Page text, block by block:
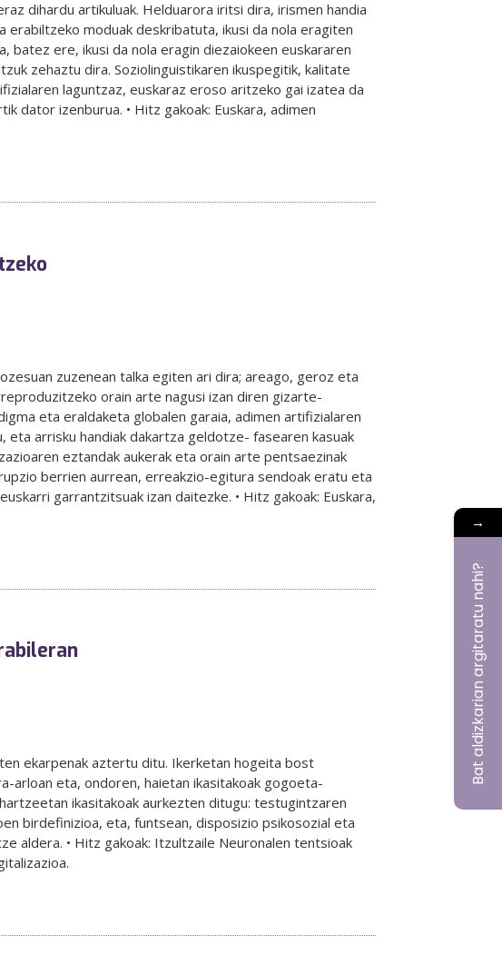
dihardu artikuluak. Helduarora iritsi dira, irismen handia
moduak deskribatuta, ikusi da nola eragiten
batez ere, ikusi da nola eragin diezaiokeen euskararen
zehaztu dira. Soziolinguistikaren ikuspegitik, kalitate
laguntzaz, euskaraz eroso aritzeko gai izatea da
dator izenburua. • Hitz gakoak: Euskara, adimen
zuzenean talka egiten ari dira; areago, geroz eta
orain arte nagusi izan diren gizarte-
eta eraldaketa globalen garaia, adimen artifizialaren
arrisku handiak dakartza geldotze- fasearen kasuak
eztandak aukerak eta orain arte pentsaezinak
berrien aurrean, erreakzio-egitura sendoak eratu eta
garrantzitsuak izan daitezke. • Hitz gakoak: Euskara,
ekarpenak aztertu ditu. Ikerketan hogeita bost
arloan eta, ondoren, haietan ikasitakoak gogoeta-
ikasitakoak aurkezten ditugu: testugintzaren
birdefinizioa, eta, funtsean, disposizio psikosozial eta
aldera. • Hitz gakoak: Itzultzaile Neuronalen tentsioak
→
Bat aldizkarian argitaratu nahi?